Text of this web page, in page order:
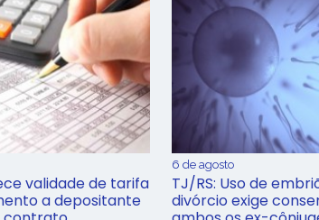
validade de tarifa
a depositante
6 de agosto
TJ/RS: Uso de
divórcio exige